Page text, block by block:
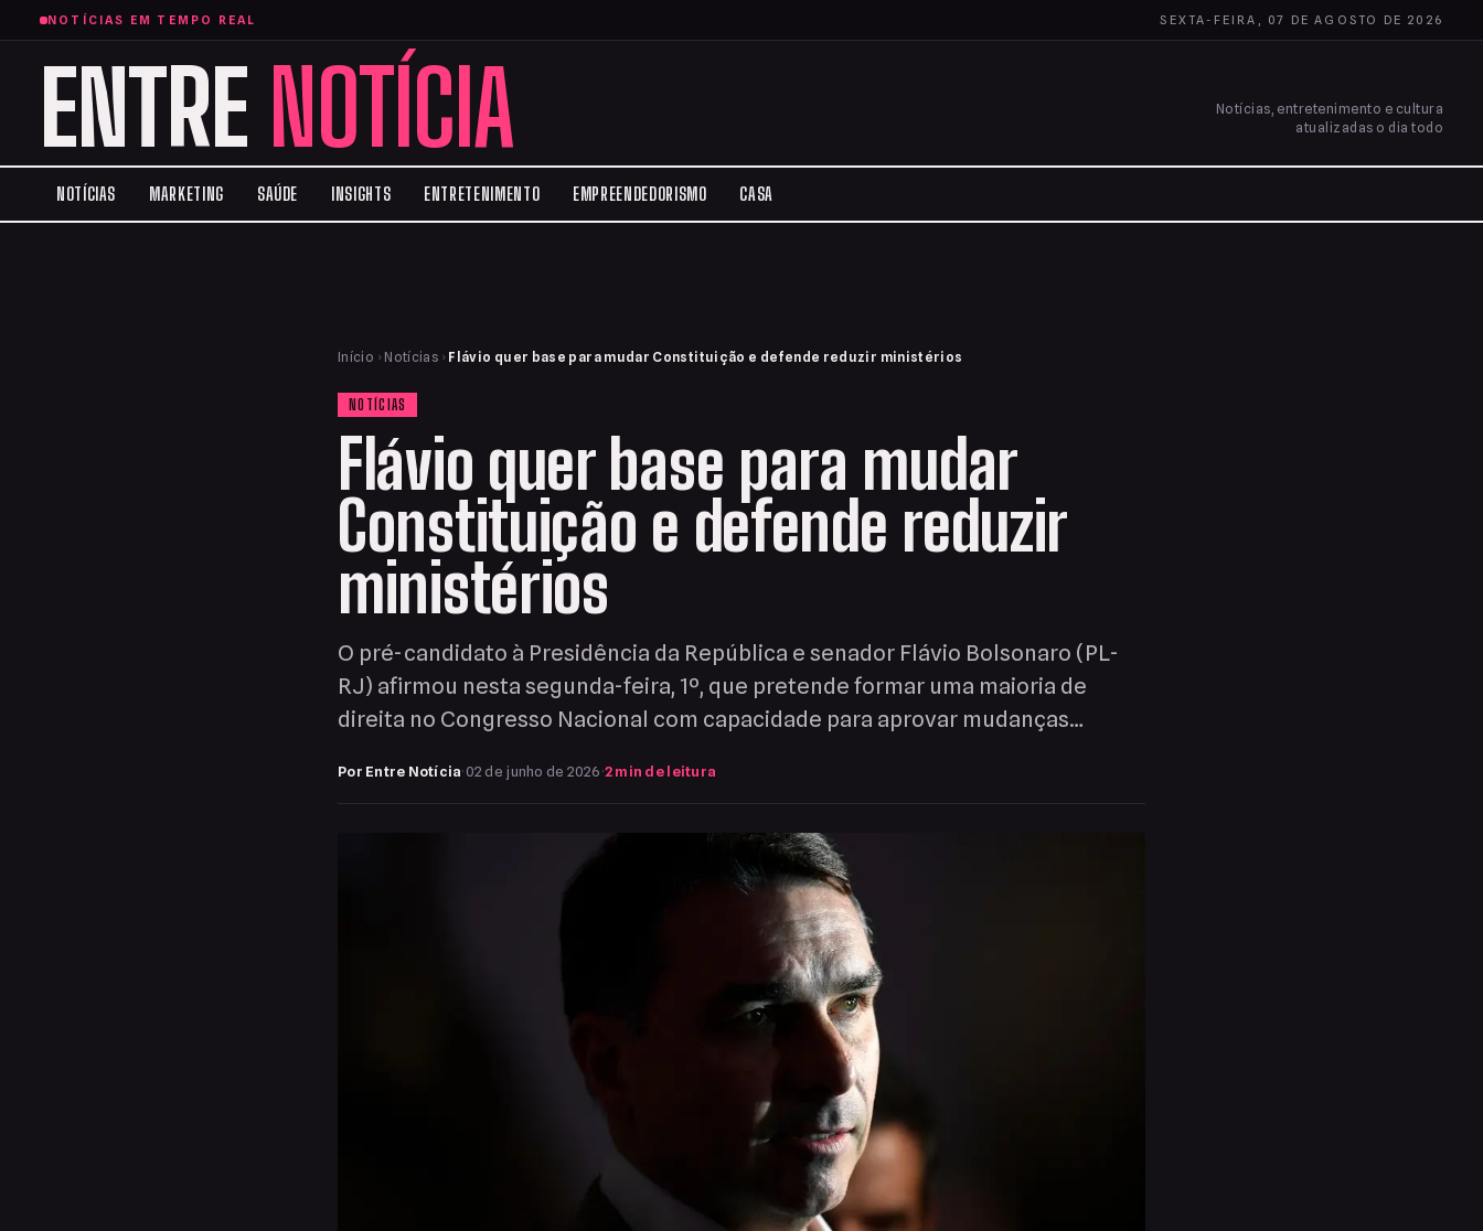
NOTÍCIAS EM TEMPO REAL SEXTA-FEIRA, 07 DE AGOSTO DE 2026
ENTRE NOTÍCIA
Notícias, entretenimento e cultura
atualizadas o dia todo
NOTÍCIAS MARKETING SAÚDE INSIGHTS ENTRETENIMENTO EMPREENDEDORISMO CASA
Início › Notícias › Flávio quer base para mudar Constituição e defende reduzir ministérios
NOTÍCIAS
Flávio quer base para mudar
Constituição e defende reduzir
ministérios
O pré-candidato à Presidência da República e senador Flávio Bolsonaro (PL-
RJ) afirmou nesta segunda-feira, 1º, que pretende formar uma maioria de
direita no Congresso Nacional com capacidade para aprovar mudanças…
Por Entre Notícia·02 de junho de 2026·2 min de leitura